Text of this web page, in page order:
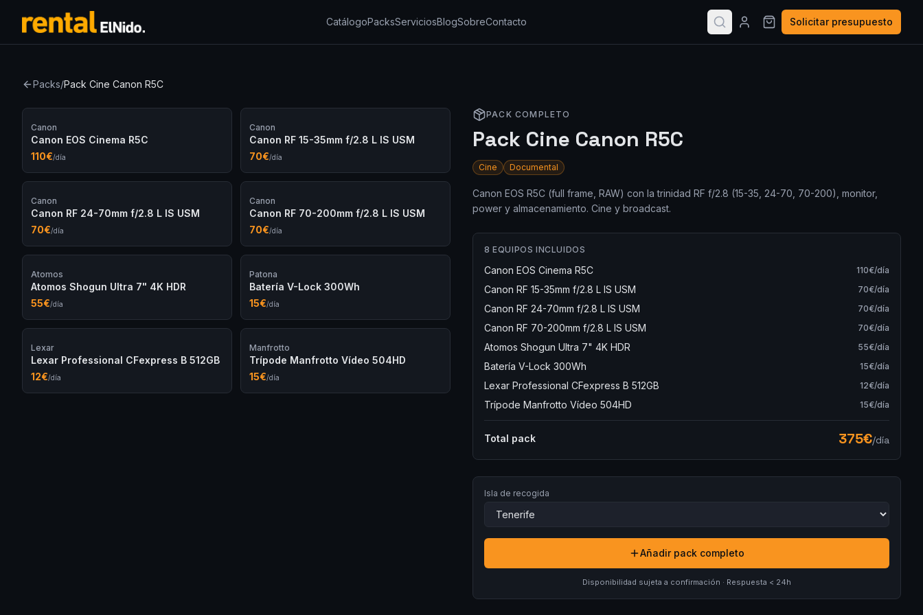
CatálogoPacksServiciosBlogSobreContacto Solicitar presupuesto
Packs/Pack Cine Canon R5C
Canon
Canon EOS Cinema R5C
110€/día
Canon
Canon RF 15-35mm f/2.8 L IS USM
70€/día
Canon
Canon RF 24-70mm f/2.8 L IS USM
70€/día
Canon
Canon RF 70-200mm f/2.8 L IS USM
70€/día
Atomos
Atomos Shogun Ultra 7" 4K HDR
55€/día
Patona
Batería V-Lock 300Wh
15€/día
Lexar
Lexar Professional CFexpress B 512GB
12€/día
Manfrotto
Trípode Manfrotto Vídeo 504HD
15€/día
PACK COMPLETO
Pack Cine Canon R5C
Cine Documental
Canon EOS R5C (full frame, RAW) con la trinidad RF f/2.8 (15-35, 24-70, 70-200), monitor,
power y almacenamiento. Cine y broadcast.
8 EQUIPOS INCLUIDOS
Canon EOS Cinema R5C 110€/día
Canon RF 15-35mm f/2.8 L IS USM 70€/día
Canon RF 24-70mm f/2.8 L IS USM 70€/día
Canon RF 70-200mm f/2.8 L IS USM 70€/día
Atomos Shogun Ultra 7" 4K HDR 55€/día
Batería V-Lock 300Wh 15€/día
Lexar Professional CFexpress B 512GB 12€/día
Trípode Manfrotto Vídeo 504HD 15€/día
Total pack 375€/día
Isla de recogida
Añadir pack completo
Disponibilidad sujeta a confirmación · Respuesta < 24h